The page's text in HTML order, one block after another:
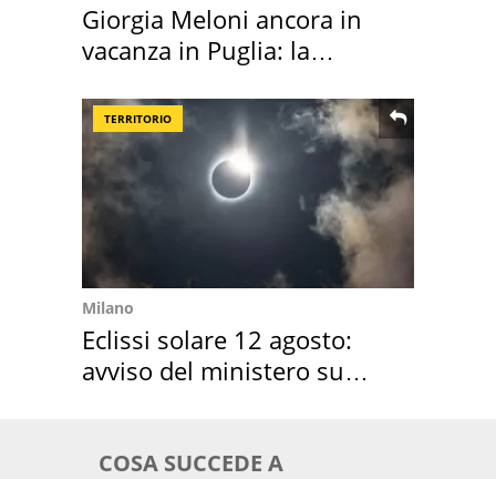
Giorgia Meloni ancora in
vacanza in Puglia: la
TERRITORIO
Milano
Eclissi solare 12 agosto:
avviso del ministero su